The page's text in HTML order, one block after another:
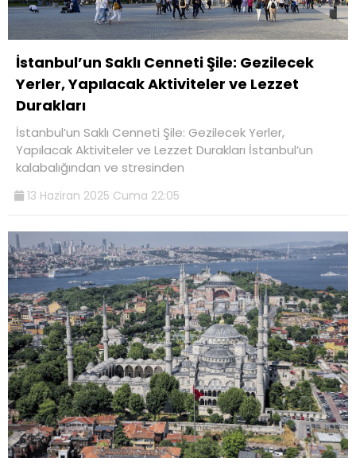
İstanbul’un Saklı Cenneti Şile: Gezilecek
Yerler, Yapılacak Aktiviteler ve Lezzet
Durakları
İstanbul’un Saklı Cenneti Şile: Gezilecek Yerler,
Yapılacak Aktiviteler ve Lezzet Durakları İstanbul’un
kalabalığından ve stresinden
13 Haziran 2025 Cuma 22:05